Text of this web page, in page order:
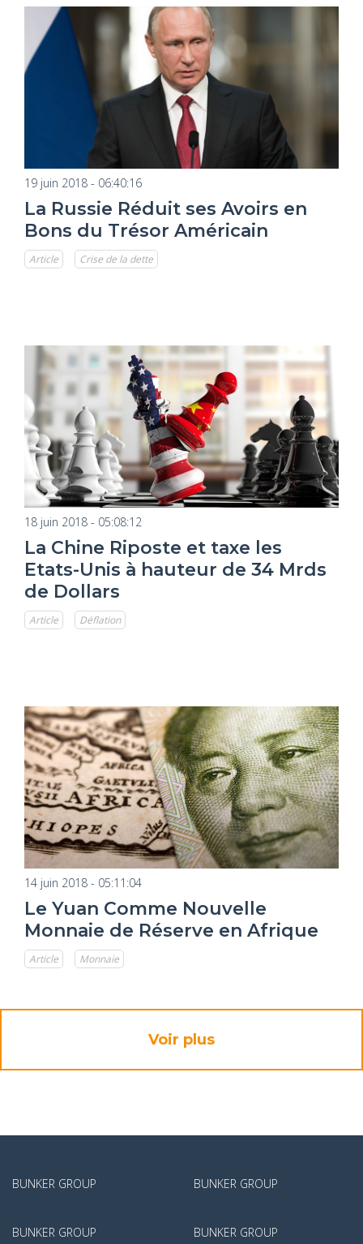
19 juin 2018 - 06:40:16
La Russie Réduit ses Avoirs en
Bons du Trésor Américain
Article Crise de la dette
18 juin 2018 - 05:08:12
La Chine Riposte et taxe les
Etats-Unis à hauteur de 34 Mrds
de Dollars
Article Déflation
14 juin 2018 - 05:11:04
Le Yuan Comme Nouvelle
Monnaie de Réserve en Afrique
Article Monnaie
Voir plus
BUNKER GROUP
BUNKER GROUP
BUNKER GROUP
BUNKER GROUP